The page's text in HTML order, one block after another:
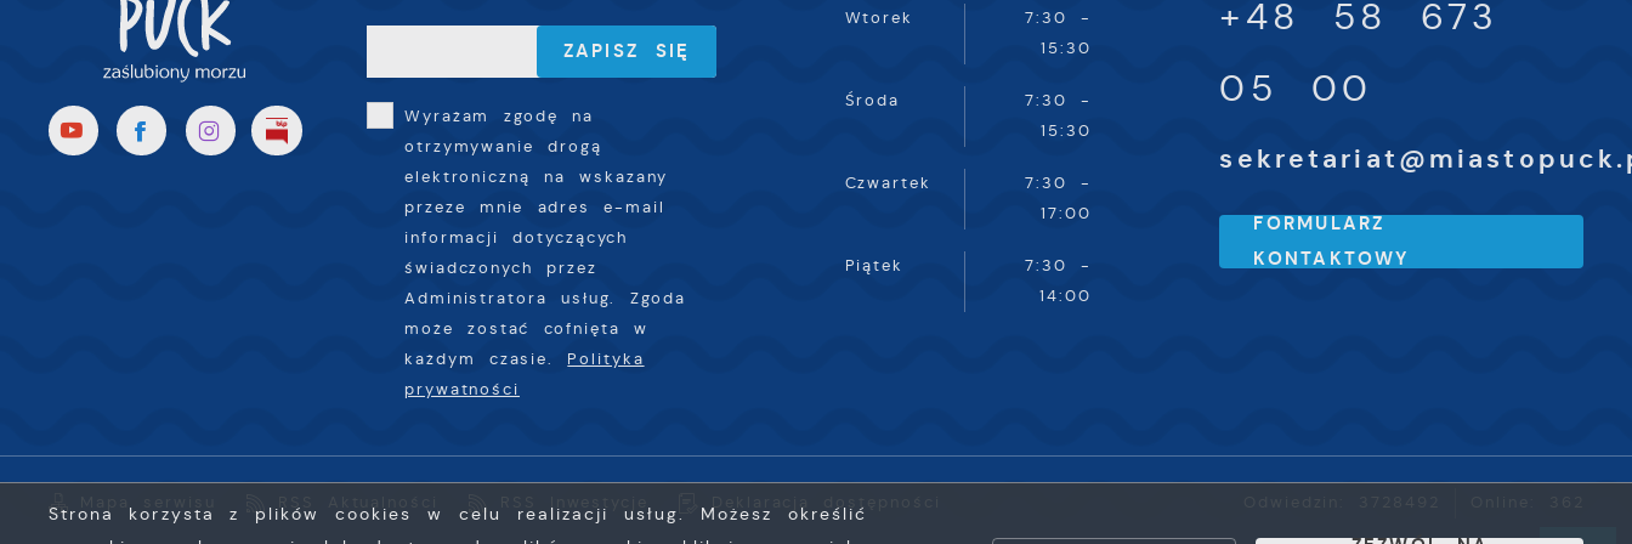
Wyrażam zgodę na
otrzymywanie drogą
elektroniczną na wskazany
przeze mnie adres e-mail
informacji dotyczących
świadczonych przez
Administratora usług. Zgoda
może zostać cofnięta w
każdym czasie. Polityka
prywatności
Wtorek
7:30 -
15:30
Środa
7:30 -
15:30
Czwartek
7:30 -
17:00
Piątek
7:30 -
14:00
+48 58 673
05 00
FORMULARZ
KONTAKTOWY
Mapa serwisu RSS Aktualności RSS Inwestycje Deklaracja dostępności
Strona korzysta z plików cookies w celu realizacji usług. Możesz określić
komunikatów na podstawie analizy Twoich upodobań oraz
Twoich zwyczajów dotyczących przeglądanej witryny
internetowej. Treści promocyjne mogą pojawić się na
stronach podmiotów trzecich lub firm będących naszymi
partnerami oraz innych dostawców usług. Firmy te działają
w charakterze pośredników prezentujących nasze treści w
postaci wiadomości, ofert, komunikatów mediów
społecznościowych.